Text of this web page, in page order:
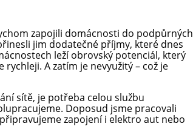
zapojili domácnosti do podpůrných
jim dodatečné příjmy, které dnes
leží obrovský potenciál, který
A zatím je nevyužitý – což je
sítě, je potřeba celou službu
Doposud jsme pracovali
zapojení i elektro aut nebo